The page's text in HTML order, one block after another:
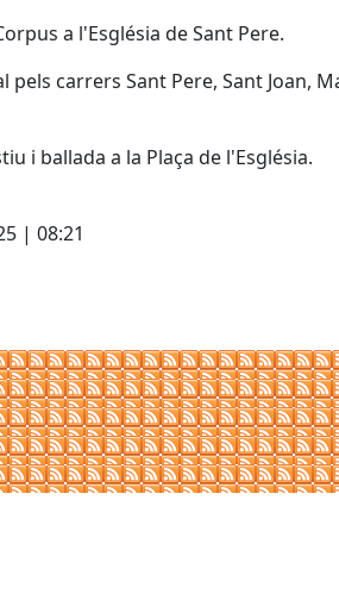
a l'Església de Sant Pere.
carrers Sant Pere, Sant Joan,
i ballada a la Plaça de l'Església.
| 08:21